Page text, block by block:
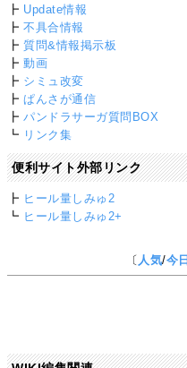
┣ Update情報
┣不具合情報
┣質問&情報掲示板
┣動画
┣ シミュ改変
┣ぱんさが通信
┣パンドラサーガ質問BOX
┗ リンク集
便利サイト外部リンク
┣ ヒール量しみゅ2
┗ ヒール量しみゅ2+
〔 人気/今